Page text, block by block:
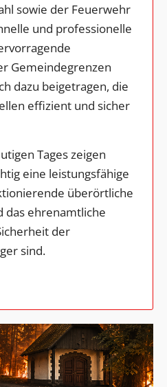
sowie der Feuerwehr
und professionelle
Gemeindegrenzen
dazu beigetragen, die
effizient und sicher
Tages zeigen
eine leistungsfähige
überörtliche
das ehrenamtliche
der
sind.